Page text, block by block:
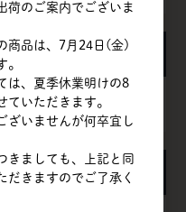
荷のご案内でございま
商品は、7月24日(金)
。
は、夏季休業明けの8
いただきます。
ざいませんが何卒宜し
きましても、上記と同
だきますのでご了承く